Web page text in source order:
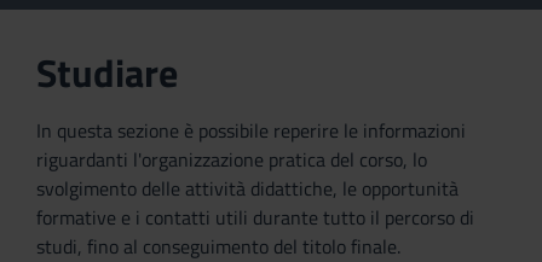
Studiare
In questa sezione è possibile reperire le informazioni
riguardanti l'organizzazione pratica del corso, lo
svolgimento delle attività didattiche, le opportunità
formative e i contatti utili durante tutto il percorso di
studi, fino al conseguimento del titolo finale.